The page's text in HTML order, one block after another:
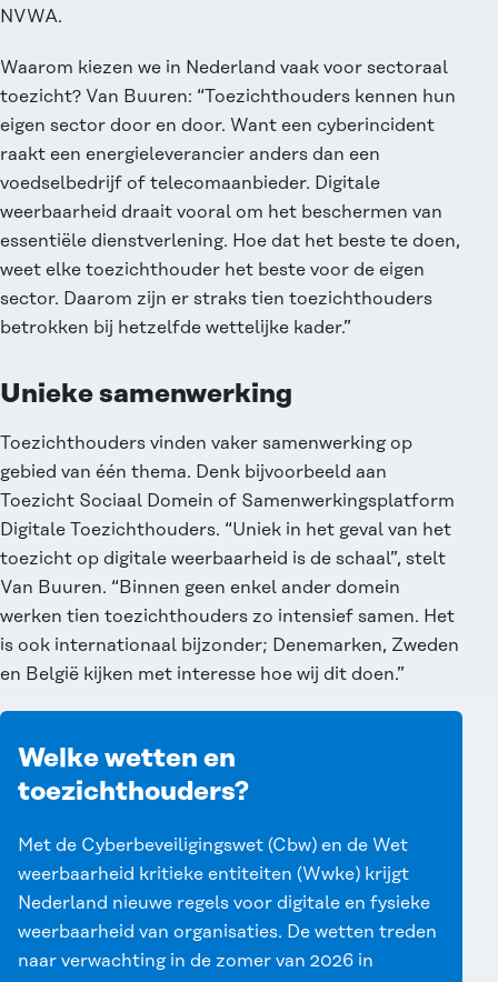
NVWA.
Waarom kiezen we in Nederland vaak voor sectoraal
toezicht? Van Buuren: “Toezichthouders kennen hun
eigen sector door en door. Want een cyberincident
raakt een energieleverancier anders dan een
voedselbedrijf of telecomaanbieder. Digitale
weerbaarheid draait vooral om het beschermen van
essentiële dienstverlening. Hoe dat het beste te doen,
weet elke toezichthouder het beste voor de eigen
sector. Daarom zijn er straks tien toezichthouders
betrokken bij hetzelfde wettelijke kader.”
Unieke samenwerking
Toezichthouders vinden vaker samenwerking op
gebied van één thema. Denk bijvoorbeeld aan
Toezicht Sociaal Domein of Samenwerkingsplatform
Digitale Toezichthouders. “Uniek in het geval van het
toezicht op digitale weerbaarheid is de schaal”, stelt
Van Buuren. “Binnen geen enkel ander domein
werken tien toezichthouders zo intensief samen. Het
is ook internationaal bijzonder; Denemarken, Zweden
en België kijken met interesse hoe wij dit doen.”
Welke wetten en
toezichthouders?
Met de Cyberbeveiligingswet (Cbw) en de Wet
weerbaarheid kritieke entiteiten (Wwke) krijgt
Nederland nieuwe regels voor digitale en fysieke
weerbaarheid van organisaties. De wetten treden
naar verwachting in de zomer van 2026 in